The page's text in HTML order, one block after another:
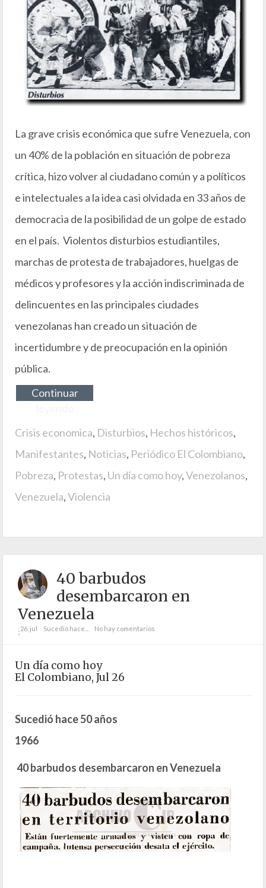
La grave crisis económica que sufre Venezuela, con
un 40% de la población en situación de pobreza
crítica, hizo volver al ciudadano común y a políticos
e intelectuales a la idea casi olvidada en 33 años de
democracia de la posibilidad de un golpe de estado
en el país. Violentos disturbios estudiantiles,
marchas de protesta de trabajadores, huelgas de
médicos y profesores y la acción indiscriminada de
delincuentes en las principales ciudades
venezolanas han creado un situación de
incertidumbre y de preocupación en la opinión
pública.
Continuar
Crisis economica, Disturbios, Hechos históricos,
Manifestantes, Noticias, Periódico El Colombiano,
Pobreza, Protestas, Un día como hoy,Venezolanos,
Venezuela,Violencia
40 barbudos
desembarcaron en
Venezuela
;26. jul Sucedió hace... No hay comentarios
Un día como hoy
El Colombiano, Jul 26
Sucedió hace 50 años
1966
40 barbudos desembarcaron en Venezuela